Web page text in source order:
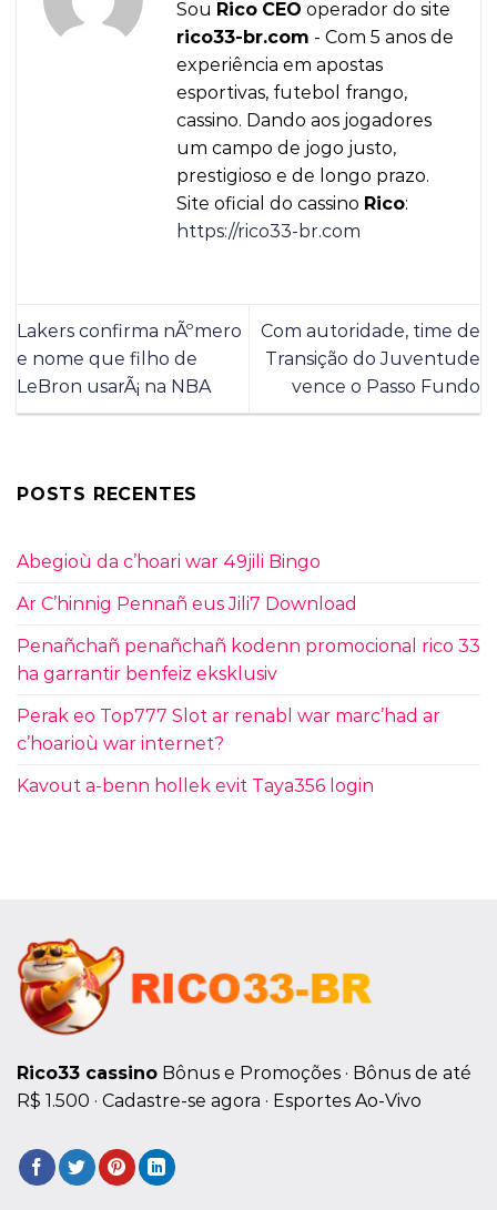
Sou Rico CEO operador do site
rico33-br.com - Com 5 anos de
experiência em apostas
esportivas, futebol frango,
cassino. Dando aos jogadores
um campo de jogo justo,
prestigioso e de longo prazo.
Site oficial do cassino Rico:
https://rico33-br.com
Lakers confirma nÃºmero
e nome que filho de
LeBron usarÃ¡ na NBA
Com autoridade, time de
Transição do Juventude
vence o Passo Fundo
POSTS RECENTES
Abegioù da c’hoari war 49jili Bingo
Ar C’hinnig Pennañ eus Jili7 Download
Penañchañ penañchañ kodenn promocional rico 33
ha garrantir benfeiz eksklusiv
Perak eo Top777 Slot ar renabl war marc’had ar
c’hoarioù war internet?
Kavout a-benn hollek evit Taya356 login
Rico33 cassino Bônus e Promoções · ‎Bônus de até
R$ 1.500 · ‎Cadastre-se agora · ‎Esportes Ao-Vivo